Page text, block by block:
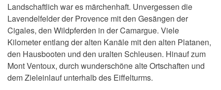
Landschaftlich war es märchenhaft. Unvergessen die
Lavendelfelder der Provence mit den Gesängen der
Cigales, den Wildpferden in der Camargue. Viele
Kilometer entlang der alten Kanäle mit den alten Platanen,
den Hausbooten und den uralten Schleusen. Hinauf zum
Mont Ventoux, durch wunderschöne alte Ortschaften und
dem Zieleinlauf unterhalb des Eiffelturms.